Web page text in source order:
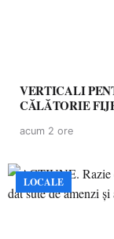
VERTICALI
CĂLĂTORIE
acum 2 ore
LOCALE